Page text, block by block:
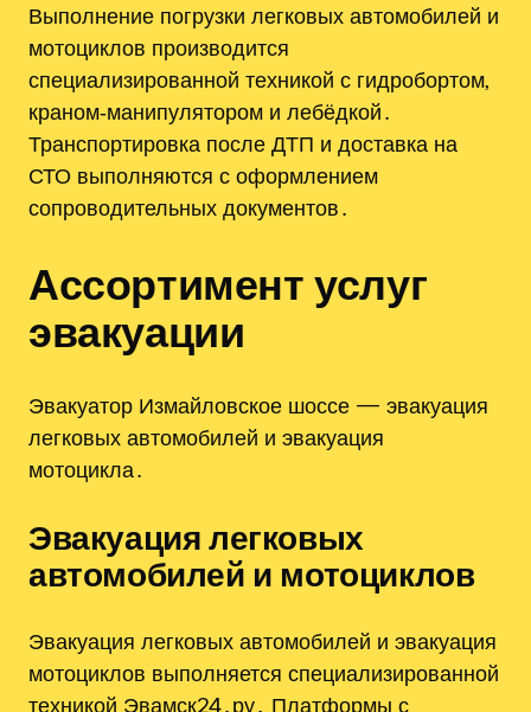
Выполнение погрузки легковых автомобилей и
мотоциклов производится
специализированной техникой с гидробортом,
краном‑манипулятором и лебёдкой․
Транспортировка после ДТП и доставка на
СТО выполняются с оформлением
сопроводительных документов․
Ассортимент услуг
эвакуации
Эвакуатор Измайловское шоссе — эвакуация
легковых автомобилей и эвакуация
мотоцикла․
Эвакуация легковых
автомобилей и мотоциклов
Эвакуация легковых автомобилей и эвакуация
мотоциклов выполняется специализированной
техникой Эвамск24․ру․ Платформы с